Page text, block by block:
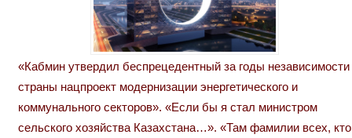
«Кабмин утвердил беспрецедентный за годы независимости
страны нацпроект модернизации энергетического и
коммунального секторов». «Если бы я стал министром
сельского хозяйства Казахстана…». «Там фамилии всех, кто